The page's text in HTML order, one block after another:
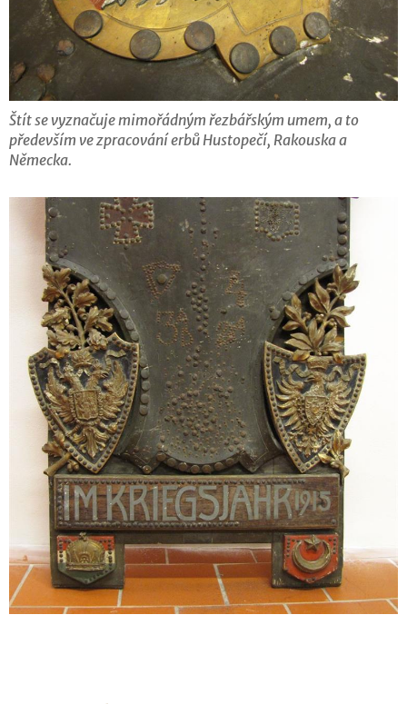
Štít se vyznačuje mimořádným řezbářským umem, a to
především ve zpracování erbů Hustopečí, Rakouska a
Německa.